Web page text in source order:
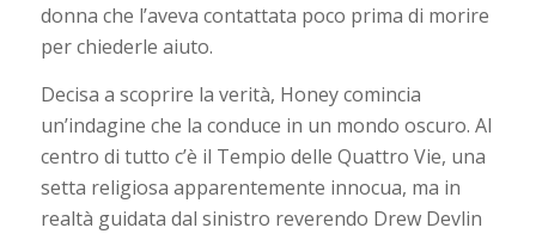
donna che l’aveva contattata poco prima di morire
per chiederle aiuto.
Decisa a scoprire la verità, Honey comincia
un’indagine che la conduce in un mondo oscuro. Al
centro di tutto c’è il Tempio delle Quattro Vie, una
setta religiosa apparentemente innocua, ma in
realtà guidata dal sinistro reverendo Drew Devlin